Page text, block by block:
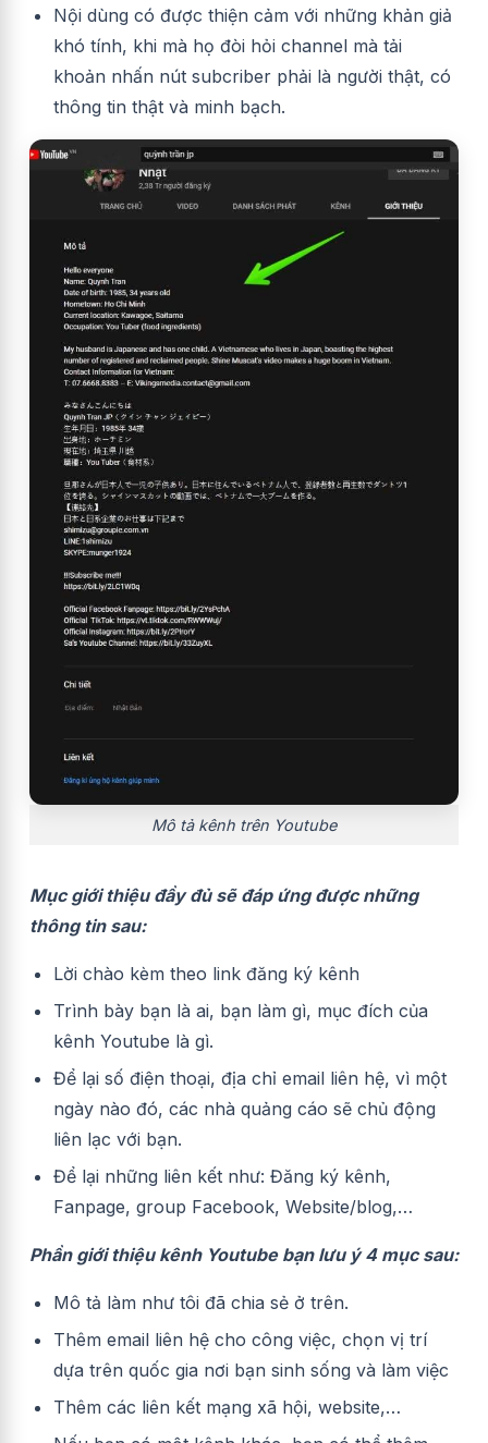
Nội dùng có được thiện cảm với những khản giả
khó tính, khi mà họ đòi hỏi channel mà tải
khoản nhấn nút subcriber phải là người thật, có
thông tin thật và minh bạch.
Mô tả kênh trên Youtube
Mục giới thiệu đầy đủ sẽ đáp ứng được những
thông tin sau:
Lời chào kèm theo link đăng ký kênh
Trình bày bạn là ai, bạn làm gì, mục đích của
kênh Youtube là gì.
Để lại số điện thoại, địa chỉ email liên hệ, vì một
ngày nào đó, các nhà quảng cáo sẽ chủ động
liên lạc với bạn.
Để lại những liên kết như: Đăng ký kênh,
Fanpage, group Facebook, Website/blog,…
Phần giới thiệu kênh Youtube bạn lưu ý 4 mục sau:
Mô tả làm như tôi đã chia sẻ ở trên.
Thêm email liên hệ cho công việc, chọn vị trí
dựa trên quốc gia nơi bạn sinh sống và làm việc
Thêm các liên kết mạng xã hội, website,…